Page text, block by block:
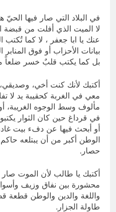
في البلاد التي صار فيها الحيّ
لا الميت الذي أفلت من قبضة
عنك يا ابا جعفر ، لا كما
بيانات الأحزاب أو فوق
بل كما يكتب قلبٌ خسر ضلعاً
أكتبك لأنك كنت أخي،
معي في الغربة كحقيبة يد لا
مألوف وسط الوجوه الغريبة،
في قرداغ حين كان الثوار
أو أبحث فيها عن دفء بيت
الوطن أكبر من أن يبتلعه
حصار.
أكتبك يا طالب لأن الموت
محشورة بين نفاق وزيف وأسواق
واللغة والدين والوطن قطعة
طاولة الجزار.